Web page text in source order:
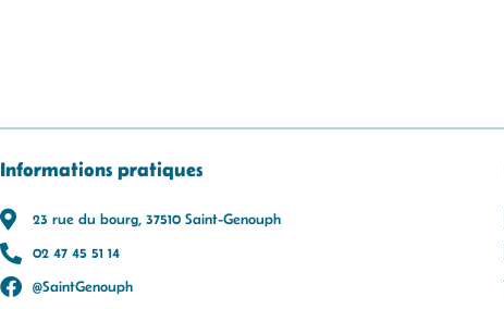
Informations pratiques
23 rue du bourg, 37510 Saint-Genouph
02 47 45 51 14
@SaintGenouph